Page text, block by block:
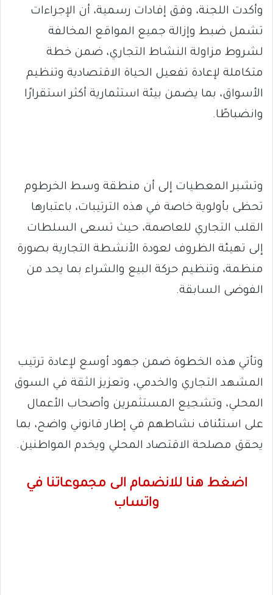
وأكدت اللجنة، وفق إفادات رسمية، أن الإجراءات
تشمل ضبط وإزالة جميع المواقع المخالفة
لشروط مزاولة النشاط التجاري، ضمن خطة
متكاملة لإعادة تفعيل الحياة الاقتصادية وتنظيم
الأسواق، بما يضمن بيئة استثمارية أكثر استقرارًا
وانضباطًا.
وتشير المعطيات إلى أن منطقة وسط الخرطوم
تحظى بأولوية خاصة في هذه الترتيبات، باعتبارها
القلب التجاري للعاصمة، حيث تسعى السلطات
إلى تهيئة الظروف لعودة الأنشطة التجارية بصورة
منظمة، وتنظيم حركة البيع والشراء بما يحد من
الفوضى السابقة.
وتأتي هذه الخطوة ضمن جهود أوسع لإعادة ترتيب
المشهد التجاري والخدمي، وتعزيز الثقة في السوق
المحلي، وتشجيع المستثمرين وأصحاب الأعمال
على استئناف نشاطهم في إطار قانوني واضح، بما
يحقق مصلحة الاقتصاد المحلي ويخدم المواطنين.
اضغط هنا للانضمام الى مجموعاتنا في
واتساب